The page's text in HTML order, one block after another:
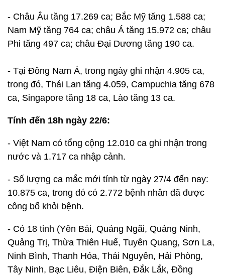
- Châu Âu tăng 17.269 ca; Bắc Mỹ tăng 1.588 ca;
Nam Mỹ tăng 764 ca; châu Á tăng 15.972 ca; châu
Phi tăng 497 ca; châu Đại Dương tăng 190 ca.
- Tại Đông Nam Á, trong ngày ghi nhận 4.905 ca,
trong đó, Thái Lan tăng 4.059, Campuchia tăng 678
ca, Singapore tăng 18 ca, Lào tăng 13 ca.
Tính đến 18h ngày 22/6:
- Việt Nam có tổng cộng 12.010 ca ghi nhận trong
nước và 1.717 ca nhập cảnh.
- Số lượng ca mắc mới tính từ ngày 27/4 đến nay:
10.875 ca, trong đó có 2.772 bệnh nhân đã được
công bố khỏi bệnh.
- Có 18 tỉnh (Yên Bái, Quảng Ngãi, Quảng Ninh,
Quảng Trị, Thừa Thiên Huế, Tuyên Quang, Sơn La,
Ninh Bình, Thanh Hóa, Thái Nguyên, Hải Phòng,
Tây Ninh, Bạc Liêu, Điện Biên, Đắk Lắk, Đồng